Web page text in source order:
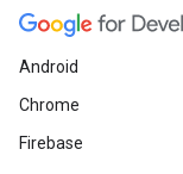
Android
Chrome
Firebase